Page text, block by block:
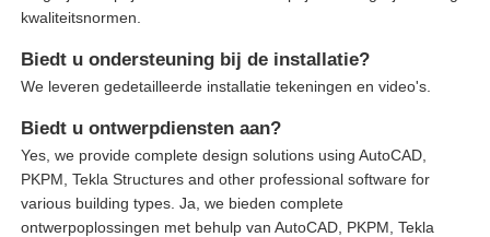
kwaliteitsnormen.
Biedt u ondersteuning bij de installatie?
We leveren gedetailleerde installatie tekeningen en video's.
Biedt u ontwerpdiensten aan?
Yes, we provide complete design solutions using AutoCAD,
PKPM, Tekla Structures and other professional software for
various building types. Ja, we bieden complete
ontwerpoplossingen met behulp van AutoCAD, PKPM, Tekla